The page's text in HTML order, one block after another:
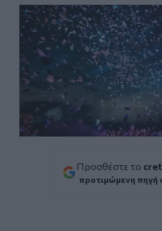
Προσθέστε το
προτιμώμενη πηγή